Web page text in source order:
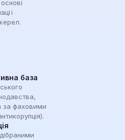
база
за фаховими